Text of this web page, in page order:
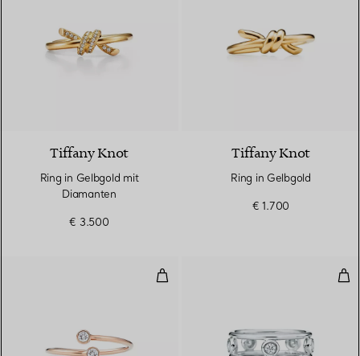
Tiffany Knot
Ring in Gelbgold mit
Diamanten
€ 3.500
Tiffany Knot
Ring in Gelbgold
€ 1.700
Diamond Hoop Ring